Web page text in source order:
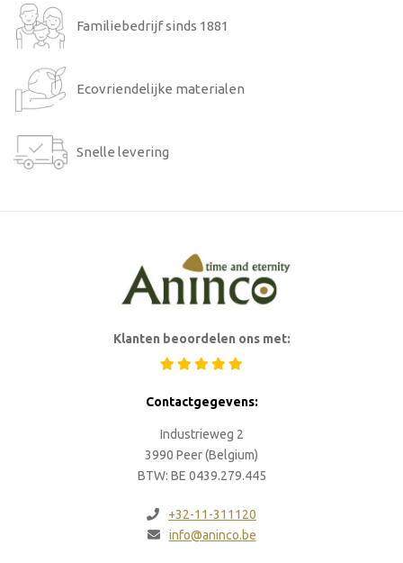
Familiebedrijf sinds 1881
Ecovriendelijke materialen
Snelle levering
Klanten beoordelen ons met:
Contactgegevens:
Industrieweg 2
3990 Peer (Belgium)
BTW: BE 0439.279.445
+32-11-311120
info@aninco.be